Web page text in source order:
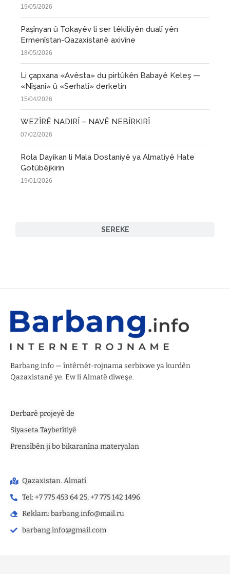
SEREKE
19/05/2026
Paşînyan û Tokayêv li ser têkilîyên dualî yên
Ermenîstan-Qazaxistanê axivîne
18/05/2026
Li çapxana «Avêsta» du pirtûkên Babayê Keleş —
«Nîşanî» û «Serhatî» derketin
15/04/2026
WEZÎRÊ NADIRÎ – NAVÊ NEBÎRKIRÎ
07/02/2026
Rola Dayikan li Mala Dostaniyê ya Almatiyê Hate
Gotûbêjkirin
19/01/2026
Barbang.info — întêrnêt-rojnama serbixwe ya kurdên
Qazaxistanê ye. Ew li Almatê diweşe.
Derbarê projeyê de
Siyaseta Taybetîtiyê
Prensîbên ji bo bikaranîna materyalan
Qazaxistan. Almatî
Tel: +7 775 453 64 25, +7 775 142 1496‬
Reklam: barbang.info@mail.ru
barbang.info@gmail.com